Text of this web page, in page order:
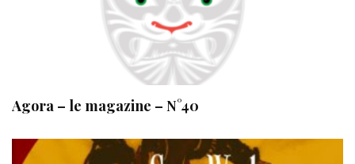
Agora – le magazine – N°40